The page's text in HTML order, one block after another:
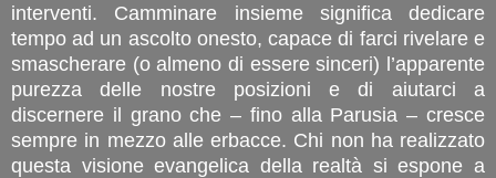
interventi. Camminare insieme significa dedicare
tempo ad un ascolto onesto, capace di farci rivelare e
smascherare (o almeno di essere sinceri) l’apparente
purezza delle nostre posizioni e di aiutarci a
discernere il grano che – fino alla Parusia – cresce
sempre in mezzo alle erbacce. Chi non ha realizzato
questa visione evangelica della realtà si espone a